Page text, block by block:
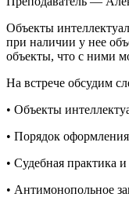
Объекты
при наличии у нее
объекты, что с ними
На встрече обсудим
• Объекты
• Порядок
• Судебная практика
• Антимонопольное